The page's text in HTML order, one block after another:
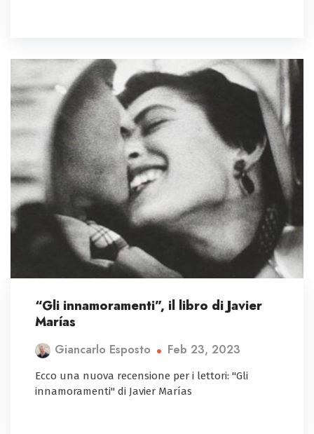
“Gli innamoramenti”, il libro di Javier
Marías
Giancarlo Esposto Feb 23, 2023
Ecco una nuova recensione per i lettori: "Gli
innamoramenti" di Javier Marías